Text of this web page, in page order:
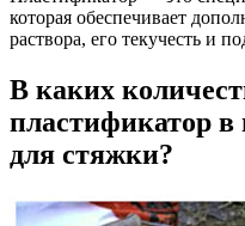
которая обеспечивает
раствора, его текучесть и
В каких
пластификатор
для стяжки?